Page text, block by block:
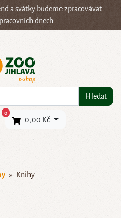
a svátky budeme zpracovávat
dnech.
Hledat
0×
0,00 Kč
Knihy